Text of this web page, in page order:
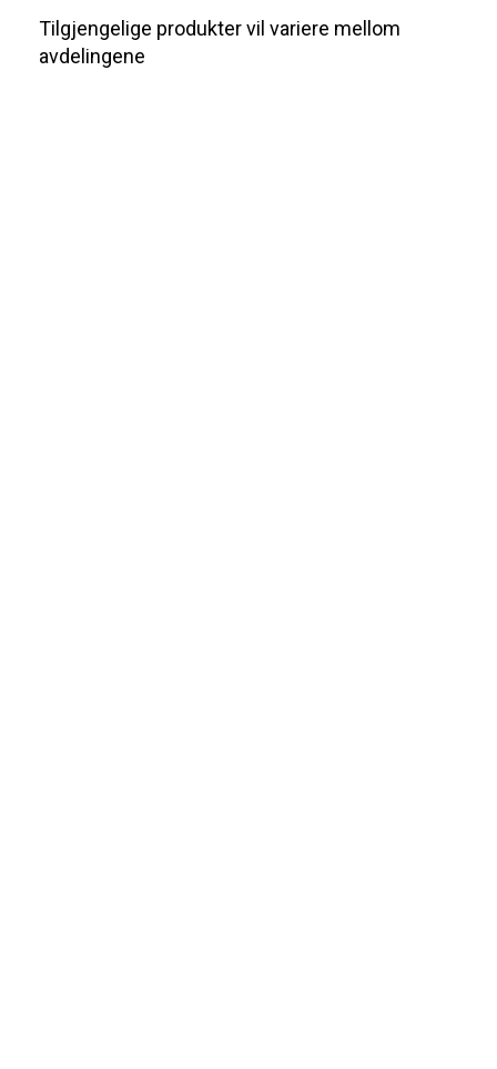
Tilgjengelige produkter vil variere mellom
avdelingene